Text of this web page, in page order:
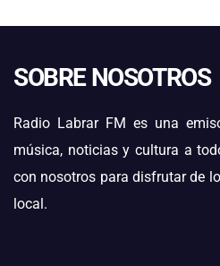
SOBRE NOSOTROS
Radio Labrar FM es una
música, noticias y cultura a
con nosotros para disfrutar de
local.